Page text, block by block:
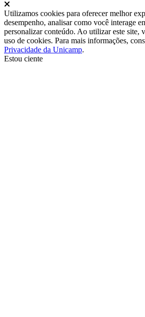
Utilizamos cookies para oferecer melhor
desempenho, analisar como você interage
personalizar conteúdo. Ao utilizar este site,
uso de cookies. Para mais informações,
Privacidade da Unicamp.
Estou ciente